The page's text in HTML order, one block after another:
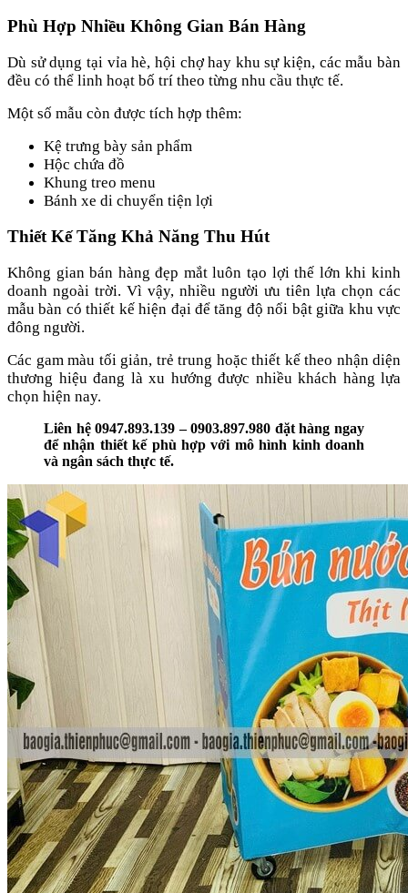
Phù Hợp Nhiều Không Gian Bán Hàng
Dù sử dụng tại vỉa hè, hội chợ hay khu sự kiện, các mẫu bàn
đều có thể linh hoạt bố trí theo từng nhu cầu thực tế.
Một số mẫu còn được tích hợp thêm:
Kệ trưng bày sản phẩm
Hộc chứa đồ
Khung treo menu
Bánh xe di chuyển tiện lợi
Thiết Kế Tăng Khả Năng Thu Hút
Không gian bán hàng đẹp mắt luôn tạo lợi thế lớn khi kinh
doanh ngoài trời. Vì vậy, nhiều người ưu tiên lựa chọn các
mẫu bàn có thiết kế hiện đại để tăng độ nổi bật giữa khu vực
đông người.
Các gam màu tối giản, trẻ trung hoặc thiết kế theo nhận diện
thương hiệu đang là xu hướng được nhiều khách hàng lựa
chọn hiện nay.
Liên hệ 0947.893.139 – 0903.897.980 đặt hàng ngay
để nhận thiết kế phù hợp với mô hình kinh doanh
và ngân sách thực tế.